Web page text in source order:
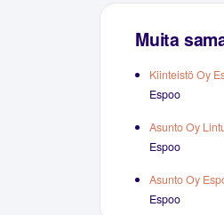
Muita
Kiinteistö Oy
Espoo
Asunto Oy
Espoo
Asunto Oy
Espoo